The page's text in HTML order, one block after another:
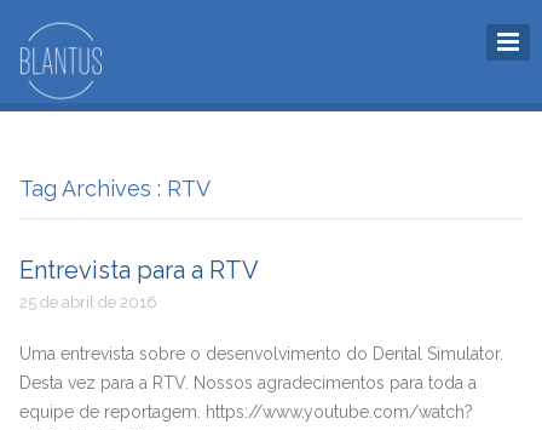
Tag Archives : RTV
Entrevista para a RTV
25 de abril de 2016
Uma entrevista sobre o desenvolvimento do Dental Simulator.
Desta vez para a RTV. Nossos agradecimentos para toda a
equipe de reportagem. https://www.youtube.com/watch?